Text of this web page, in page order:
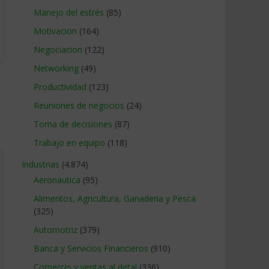
Manejo del estrés (85)
Motivacion (164)
Negociacion (122)
Networking (49)
Productividad (123)
Reuniones de negocios (24)
Toma de decisiones (87)
Trabajo en equipo (118)
Industrias (4.874)
Aeronautica (95)
Alimentos, Agricultura, Ganaderia y Pesca
(325)
Automotriz (379)
Banca y Servicios Financieros (910)